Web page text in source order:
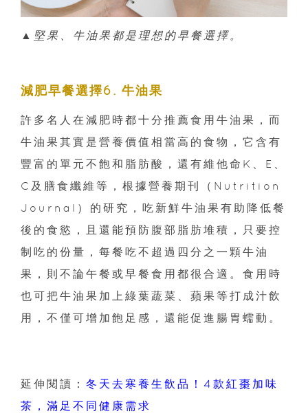
▲ 堅果、牛油果都是理想的早餐選擇。
減肥早餐選擇6. 牛油果
許多名人在減肥時都十分推薦食用牛油果，而
牛油果其實是營養價值相當高的食物，它含有
豐富的單元不飽和脂肪酸，還有維他命K、E、
C及膳食纖維等，根據營養期刊（Nutrition
Journal）的研究，吃新鮮牛油果有助降低餐
後的食慾，且還能預防腹部脂肪堆積，只要控
制吃的份量，每餐吃不超過四分之一顆牛油
果，則不論午餐或早餐食用都很合適。食用時
也可把牛油果加上綠葉蔬菜、蘋果等打成汁飲
用，不僅可增加飽足感，還能促進腸胃蠕動。
延伸閱讀： 冬天去寒養生飲品！4款紅棗加味
茶，滿足不同健康需求